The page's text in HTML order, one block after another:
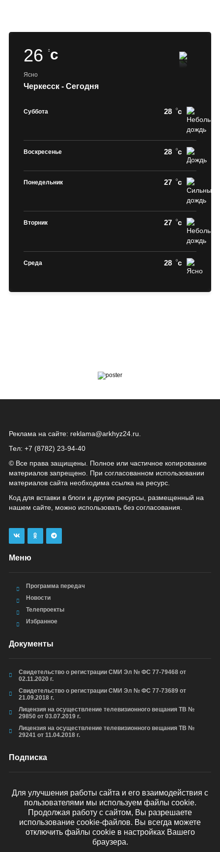
26 c
Ясно
Черкесск - Сегодня
Суббота 28 c
Воскресенье 28 c
Понедельник 27 c
Вторник 27 c
Среда 28 c
Реклама на сайте: reklama@arkhyz24.ru
Тел: +7 (8782) 23‑94‑40
© Все права защищены. Полное или частичное копирование
материалов запрещено. При согласованном использовании
материалов сайта необходима ссылка на ресурс.
Код для вставки в блоги и другие ресурсы, размещенный на
нашем сайте, можно использовать без согласования.
Меню
Программа передач
Новости
Телепроекты
Избранное
Документы
Свидетельство о регистрации СМИ Эл № ФС 77-79468 от
02.11.2020 г.
Свидетельство о регистрации СМИ Эл № ФС 77-73689 от
21.09.2018 г.
Лицензия на осуществление телевизионного вещания ТВ №
29850 от 03.07.2019 г.
Лицензия на осуществление телевизионного вещания ТВ №
29241 от 11.04.2018 г.
Подписка
ОТПРАВИТЬ
Для улучшения работы сайта и его взаимодействия с
пользователями мы используем файлы cookie.
Продолжая работу с сайтом, Вы разрешаете
использование cookie-файлов. Вы всегда можете
отключить файлы cookie в настройках Вашего
браузера.